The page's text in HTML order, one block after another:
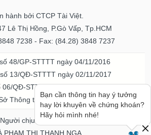
hành bởi CTCP Tài Việt.
Lê Thị Hồng, P.Gò Vấp, Tp.HCM
7238 - Fax: (84.28) 3848 7237
48/GP-STTTT ngày 04/11/2016
13/QĐ-STTTT ngày 02/11/2017
06/QĐ-STTTT-ICP ngày 20/07/2023
Thông tin và Truyền thông TPHCM
Người chịu trách nhiệm
PHẠM THỊ THANH NGA
Bạn cần thông tin hay ý tưởng
hay lời khuyên về chứng khoán?
Hãy hỏi mình nhé!